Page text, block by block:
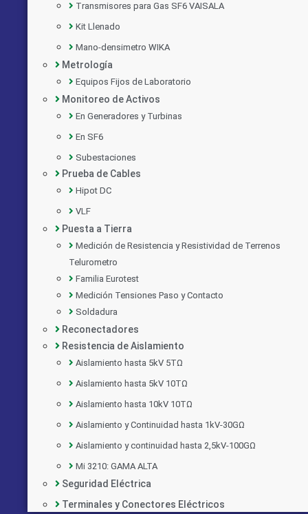
Transmisores para Gas SF6 VAISALA
Kit Llenado
Mano-densimetro WIKA
Metrología
Equipos Fijos de Laboratorio
Monitoreo de Activos
En Generadores y Turbinas
En SF6
Subestaciones
Prueba de Cables
Hipot DC
VLF
Puesta a Tierra
Medición de Resistencia y Resistividad de Terrenos
Telurometro
Familia Eurotest
Medición Tensiones Paso y Contacto
Soldadura
Reconectadores
Resistencia de Aislamiento
Aislamiento hasta 5kV 5TΩ
Aislamiento hasta 5kV 10TΩ
Aislamiento hasta 10kV 10TΩ
Aislamiento y Continuidad hasta 1kV-30GΩ
Aislamiento y continuidad hasta 2,5kV-100GΩ
Mi 3210: GAMA ALTA
Seguridad Eléctrica
Terminales y Conectores Eléctricos
Implementado por: